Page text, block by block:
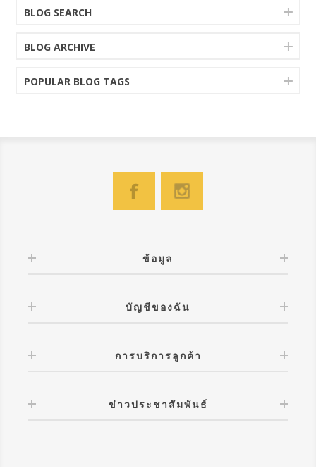
BLOG SEARCH
BLOG ARCHIVE
POPULAR BLOG TAGS
ข้อมูล
บัญชีของฉัน
การบริการลูกค้า
ข่าวประชาสัมพันธ์